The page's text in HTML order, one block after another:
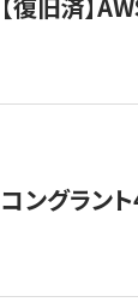
コングラン